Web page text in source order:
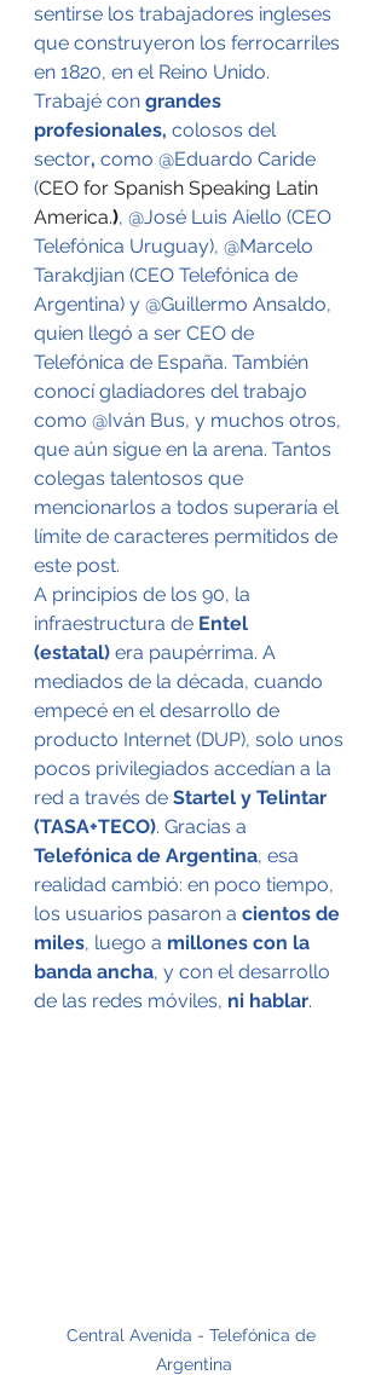
sentirse los trabajadores ingleses
que construyeron los ferrocarriles
en 1820, en el Reino Unido.
Trabajé con grandes
profesionales, colosos del
sector, como @Eduardo Caride
(CEO for Spanish Speaking Latin
America.), @José Luis Aiello (CEO
Telefónica Uruguay), @Marcelo
Tarakdjian (CEO Telefónica de
Argentina) y @Guillermo Ansaldo,
quien llegó a ser CEO de
Telefónica de España. También
conocí gladiadores del trabajo
como @Iván Bus, y muchos otros,
que aún sigue en la arena. Tantos
colegas talentosos que
mencionarlos a todos superaría el
límite de caracteres permitidos de
este post.
A principios de los 90, la
infraestructura de Entel
(estatal) era paupérrima. A
mediados de la década, cuando
empecé en el desarrollo de
producto Internet (DUP), solo unos
pocos privilegiados accedían a la
red a través de Startel y Telintar
(TASA+TECO). Gracias a
Telefónica de Argentina, esa
realidad cambió: en poco tiempo,
los usuarios pasaron a cientos de
miles, luego a millones con la
banda ancha, y con el desarrollo
de las redes móviles, ni hablar.
Central Avenida - Telefónica de
Argentina